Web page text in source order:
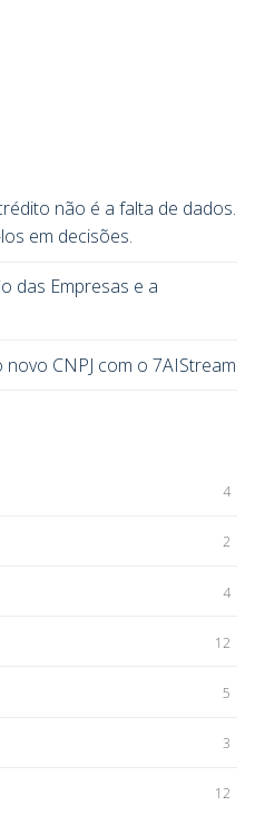
não é a falta de dados.
em decisões.
das Empresas e a
CNPJ com o 7AIStream
4
2
4
12
5
3
12